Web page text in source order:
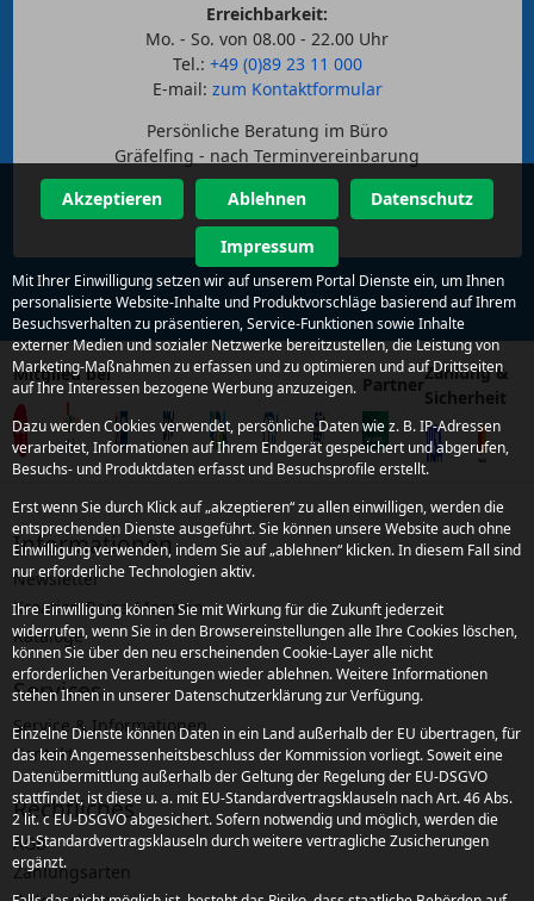
Erreichbarkeit:
Mo. - So. von 08.00 - 22.00 Uhr
Tel.: +49 (0)89 23 11 000
E-mail: zum Kontaktformular
Persönliche Beratung im Büro
Gräfelfing - nach Terminvereinbarung
Mitglied bei Partner
Zahlung &
Sicherheit
Informationen
Newsletter
Kroatien Reise-Magazin
Kataloge
Services
Service & Informationen
Kontakt
Rechtliches
AGB
Zahlungsarten
Akzeptieren Ablehnen Datenschutz
Impressum
Mit Ihrer Einwilligung setzen wir auf unserem Portal Dienste ein, um Ihnen
personalisierte Website-Inhalte und Produktvorschläge basierend auf Ihrem
Besuchsverhalten zu präsentieren, Service-Funktionen sowie Inhalte
externer Medien und sozialer Netzwerke bereitzustellen, die Leistung von
Marketing-Maßnahmen zu erfassen und zu optimieren und auf Drittseiten
auf Ihre Interessen bezogene Werbung anzuzeigen.
Dazu werden Cookies verwendet, persönliche Daten wie z. B. IP-Adressen
verarbeitet, Informationen auf Ihrem Endgerät gespeichert und abgerufen,
Besuchs- und Produktdaten erfasst und Besuchsprofile erstellt.
Erst wenn Sie durch Klick auf „akzeptieren“ zu allen einwilligen, werden die
entsprechenden Dienste ausgeführt. Sie können unsere Website auch ohne
Einwilligung verwenden, indem Sie auf „ablehnen“ klicken. In diesem Fall sind
nur erforderliche Technologien aktiv.
Ihre Einwilligung können Sie mit Wirkung für die Zukunft jederzeit
widerrufen, wenn Sie in den Browsereinstellungen alle Ihre Cookies löschen,
können Sie über den neu erscheinenden Cookie-Layer alle nicht
erforderlichen Verarbeitungen wieder ablehnen. Weitere Informationen
stehen Ihnen in unserer Datenschutzerklärung zur Verfügung.
Einzelne Dienste können Daten in ein Land außerhalb der EU übertragen, für
das kein Angemessenheitsbeschluss der Kommission vorliegt. Soweit eine
Datenübermittlung außerhalb der Geltung der Regelung der EU-DSGVO
stattfindet, ist diese u. a. mit EU-Standardvertragsklauseln nach Art. 46 Abs.
2 lit. c EU-DSGVO abgesichert. Sofern notwendig und möglich, werden die
EU-Standardvertragsklauseln durch weitere vertragliche Zusicherungen
ergänzt.